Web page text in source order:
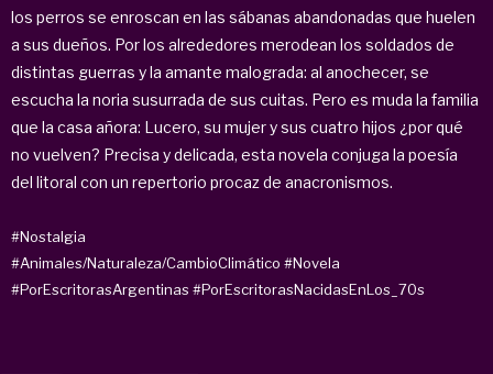
los perros se enroscan en las sábanas abandonadas que huelen
a sus dueños. Por los alrededores merodean los soldados de
distintas guerras y la amante malograda: al anochecer, se
escucha la noria susurrada de sus cuitas. Pero es muda la familia
que la casa añora: Lucero, su mujer y sus cuatro hijos ¿por qué
no vuelven? Precisa y delicada, esta novela conjuga la poesía
del litoral con un repertorio procaz de anacronismos.
#Nostalgia
#Animales/Naturaleza/CambioClimático #Novela
#PorEscritorasArgentinas #PorEscritorasNacidasEnLos_70s